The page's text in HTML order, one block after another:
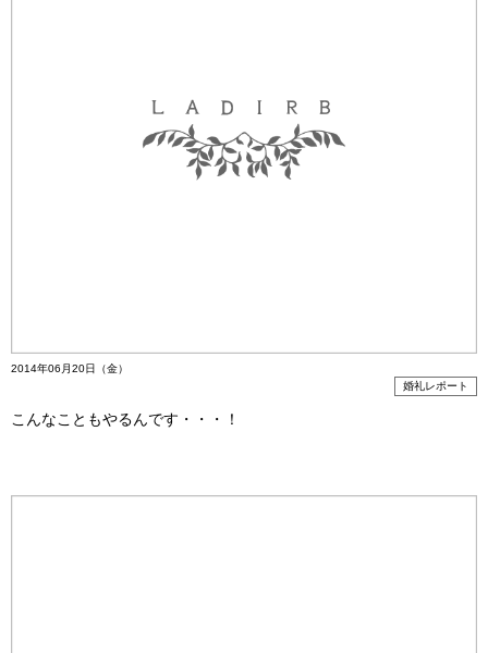
2014年06月20日（金）
婚礼レポート
こんなこともやるんです・・・！